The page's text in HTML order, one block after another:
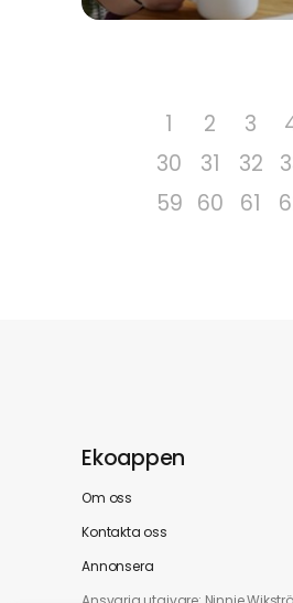
1 2 3
30
31 32
59 60 61
Ekoappen
Om oss
Kontakta oss
Annonsera